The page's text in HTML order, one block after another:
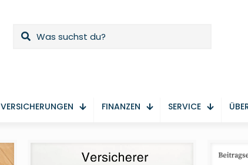
VERSICHERUNGEN FINANZEN SERVICE